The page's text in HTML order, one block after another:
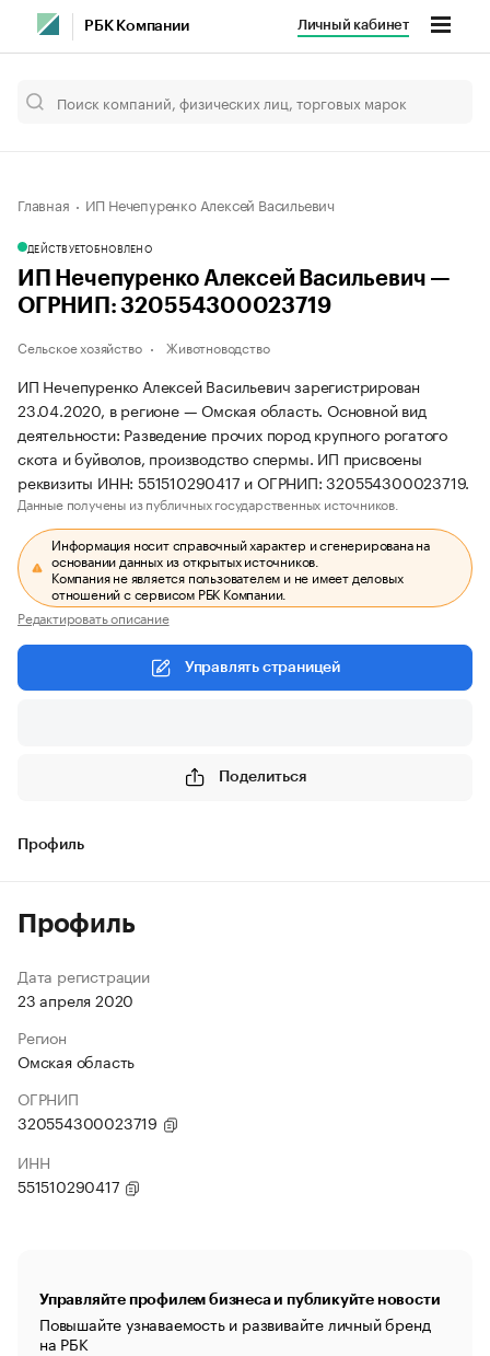
РБК Компании Личный кабинет
Главная ИП Нечепуренко Алексей Васильевич
ДЕЙСТВУЕТОБНОВЛЕНО
ИП Нечепуренко Алексей Васильевич —
ОГРНИП: 320554300023719
Сельское хозяйство Животноводство
ИП Нечепуренко Алексей Васильевич зарегистрирован
23.04.2020, в регионе — Омская область. Основной вид
деятельности: Разведение прочих пород крупного рогатого
скота и буйволов, производство спермы. ИП присвоены
реквизиты ИНН: 551510290417 и ОГРНИП: 320554300023719.
Данные получены из публичных государственных источников.
Информация носит справочный характер и сгенерирована на
основании данных из открытых источников.
Компания не является пользователем и не имеет деловых
отношений с сервисом РБК Компании.
Редактировать описание
Управлять страницей
Поделиться
Профиль
Профиль
Дата регистрации
23 апреля 2020
Регион
Омская область
ОГРНИП
320554300023719
ИНН
551510290417
Управляйте профилем бизнеса и публикуйте новости
Повышайте узнаваемость и развивайте личный бренд
на РБК